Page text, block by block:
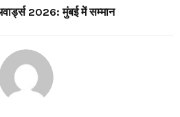
2026: मुंबई में सम्मान